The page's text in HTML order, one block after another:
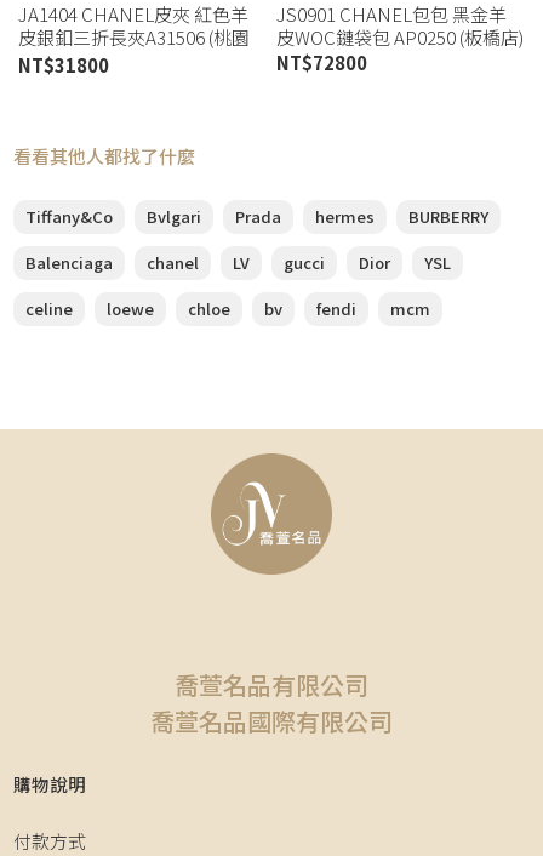
JA1404 CHANEL皮夾 紅色羊
皮銀釦三折長夾A31506 (桃園
店)
NT$31800
JS0901 CHANEL包包 黑金羊
皮WOC鏈袋包 AP0250 (板橋店)
NT$72800
看看其他人都找了什麼
Tiffany&Co Bvlgari Prada hermes
BURBERRY
Balenciaga
chanel LV gucci Dior
YSL
celine
loewe chloe bv fendi mcm
喬萱名品有限公司
喬萱名品國際有限公司
購物說明
付款方式